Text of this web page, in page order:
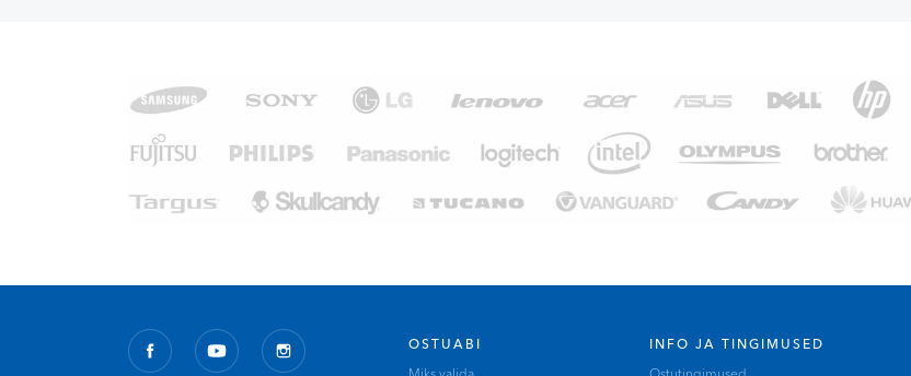
OSTUABI
INFO JA TINGIMUSED